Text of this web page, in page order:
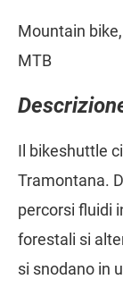
Mountain
MTB
Il bikeshuttle
Tramontana.
percorsi fluidi
forestali si
si snodano in